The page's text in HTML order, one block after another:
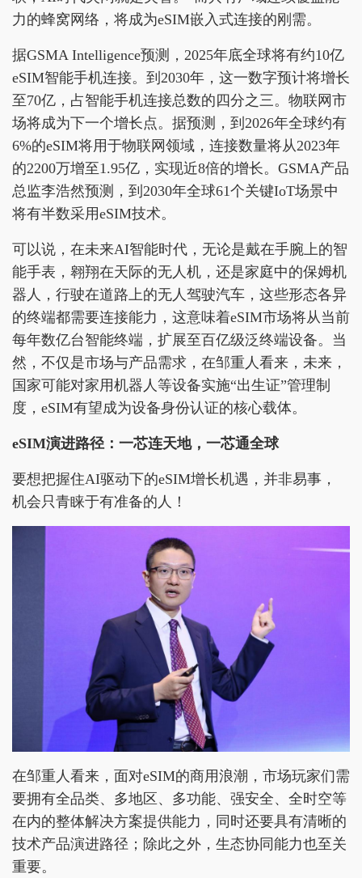
力的蜂窝网络，将成为eSIM嵌入式连接的刚需。
据GSMA Intelligence预测，2025年底全球将有约10亿
eSIM智能手机连接。到2030年，这一数字预计将增长
至70亿，占智能手机连接总数的四分之三。物联网市
场将成为下一个增长点。据预测，到2026年全球约有
6%的eSIM将用于物联网领域，连接数量将从2023年
的2200万增至1.95亿，实现近8倍的增长。GSMA产品
总监李浩然预测，到2030年全球61个关键IoT场景中
将有半数采用eSIM技术。
可以说，在未来AI智能时代，无论是戴在手腕上的智
能手表，翱翔在天际的无人机，还是家庭中的保姆机
器人，行驶在道路上的无人驾驶汽车，这些形态各异
的终端都需要连接能力，这意味着eSIM市场将从当前
每年数亿台智能终端，扩展至百亿级泛终端设备。当
然，不仅是市场与产品需求，在邹重人看来，未来，
国家可能对家用机器人等设备实施“出生证”管理制
度，eSIM有望成为设备身份认证的核心载体。
eSIM演进路径：一芯连天地，一芯通全球
要想把握住AI驱动下的eSIM增长机遇，并非易事，
机会只青睐于有准备的人！
在邹重人看来，面对eSIM的商用浪潮，市场玩家们需
要拥有全品类、多地区、多功能、强安全、全时空等
在内的整体解决方案提供能力，同时还要具有清晰的
技术产品演进路径；除此之外，生态协同能力也至关
重要。